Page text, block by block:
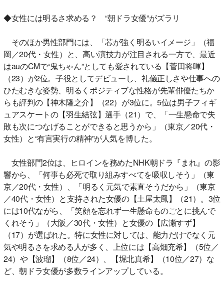
◆女性には明るさ求める？ “朝ドラ女優”がズラリ
そのほか男性部門には、「芯が強く明るいイメージ」（福
岡／20代・女性）と、高い演技力が注目される一方で、最近
はauのCMで“鬼ちゃん”としても愛されている【菅田将暉】
（23）が2位。子役としてデビューし、礼儀正しさや仕事への
ひたむきな姿勢、明るくポジティブな性格が先輩俳優たちか
らも評判の【神木隆之介】（22）が3位に。5位は男子フィギ
ュアスケートの【羽生結弦】選手（21）で、「一生懸命で失
敗も次につなげることができると思うから」（東京／20代・
女性）と“有言実行の精神”が人気を博した。
女性部門2位は、ヒロインを務めたNHK朝ドラ『まれ』の影
響から、「何事も必死で取り組みすべてを吸収しそう」（東
京／20代・女性）、「明るく元気で素直そうだから」（東京
／40代・女性）と支持された女優の【土屋太鳳】（21）。3位
には10代ながら、「笑顔を忘れず一生懸命ものごとに挑んで
くれそう」（大阪／30代・女性）と女優の【広瀬すず】
（17）が選ばれた。特に女性に対しては、能力だけでなく元
気や明るさを求める人が多く、上位には【高畑充希】（5位／
24）や【波瑠】（8位／24）、【堀北真希】（10位／27）な
ど、朝ドラ女優が多数ラインアップしている。